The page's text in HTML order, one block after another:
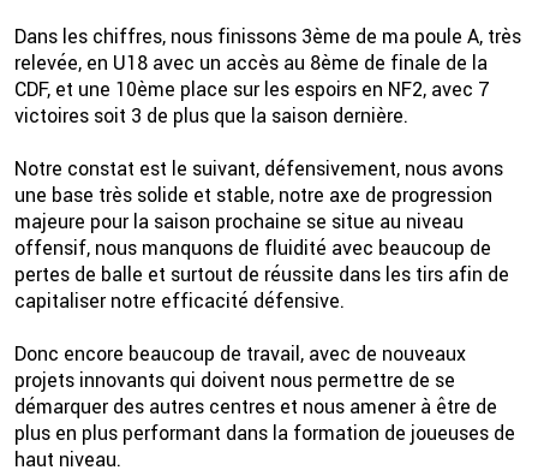
Dans les chiffres, nous finissons 3ème de ma poule A, très
relevée, en U18 avec un accès au 8ème de finale de la
CDF, et une 10ème place sur les espoirs en NF2, avec 7
victoires soit 3 de plus que la saison dernière.
Notre constat est le suivant, défensivement, nous avons
une base très solide et stable, notre axe de progression
majeure pour la saison prochaine se situe au niveau
offensif, nous manquons de fluidité avec beaucoup de
pertes de balle et surtout de réussite dans les tirs afin de
capitaliser notre efficacité défensive.
Donc encore beaucoup de travail, avec de nouveaux
projets innovants qui doivent nous permettre de se
démarquer des autres centres et nous amener à être de
plus en plus performant dans la formation de joueuses de
haut niveau.